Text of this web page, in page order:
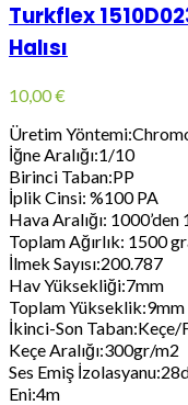
Turkflex
Halısı
10,00€
Üretim
İğne Aralığı:1/10
Birinci Taban:PP
İplik Cinsi: %100 PA
Hava Aralığı: 1000’den
Toplam Ağırlık: 1500
İlmek Sayısı:200.787
Hav Yüksekliği:7mm
Toplam Yükseklik:9mm
İkinci-Son Taban:Keçe/
Keçe Aralığı:300gr/m2
Ses Emiş
Eni:4m